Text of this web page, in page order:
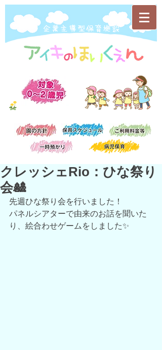
​企業主導型保育施設
クレッシェRio：ひな祭り
会🎎
先週ひな祭り会を行いました！
パネルシアターで由来のお話を聞いた
り、絵合わせゲームをしました✨